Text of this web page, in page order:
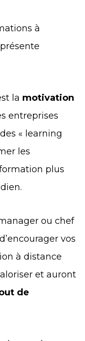
à
la motivation
entreprises
« learning
les
plus
ou chef
vos
à distance
et auront
de